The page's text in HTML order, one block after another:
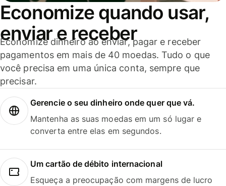
Economize quando usar,
enviar e receber
Economize dinheiro ao enviar, pagar e receber
pagamentos em mais de 40 moedas. Tudo o que
você precisa em uma única conta, sempre que
precisar.
Gerencie o seu dinheiro onde quer que vá.
Mantenha as suas moedas em um só lugar e
converta entre elas em segundos.
Um cartão de débito internacional
Esqueça a preocupação com margens de lucro